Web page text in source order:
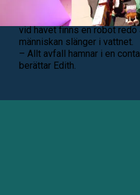
– De är som dammsugare,
tuggummin som folk har
vid havet finns en robot
människan slänger i vattnet.
– Allt avfall hamnar i en
berättar Edith.